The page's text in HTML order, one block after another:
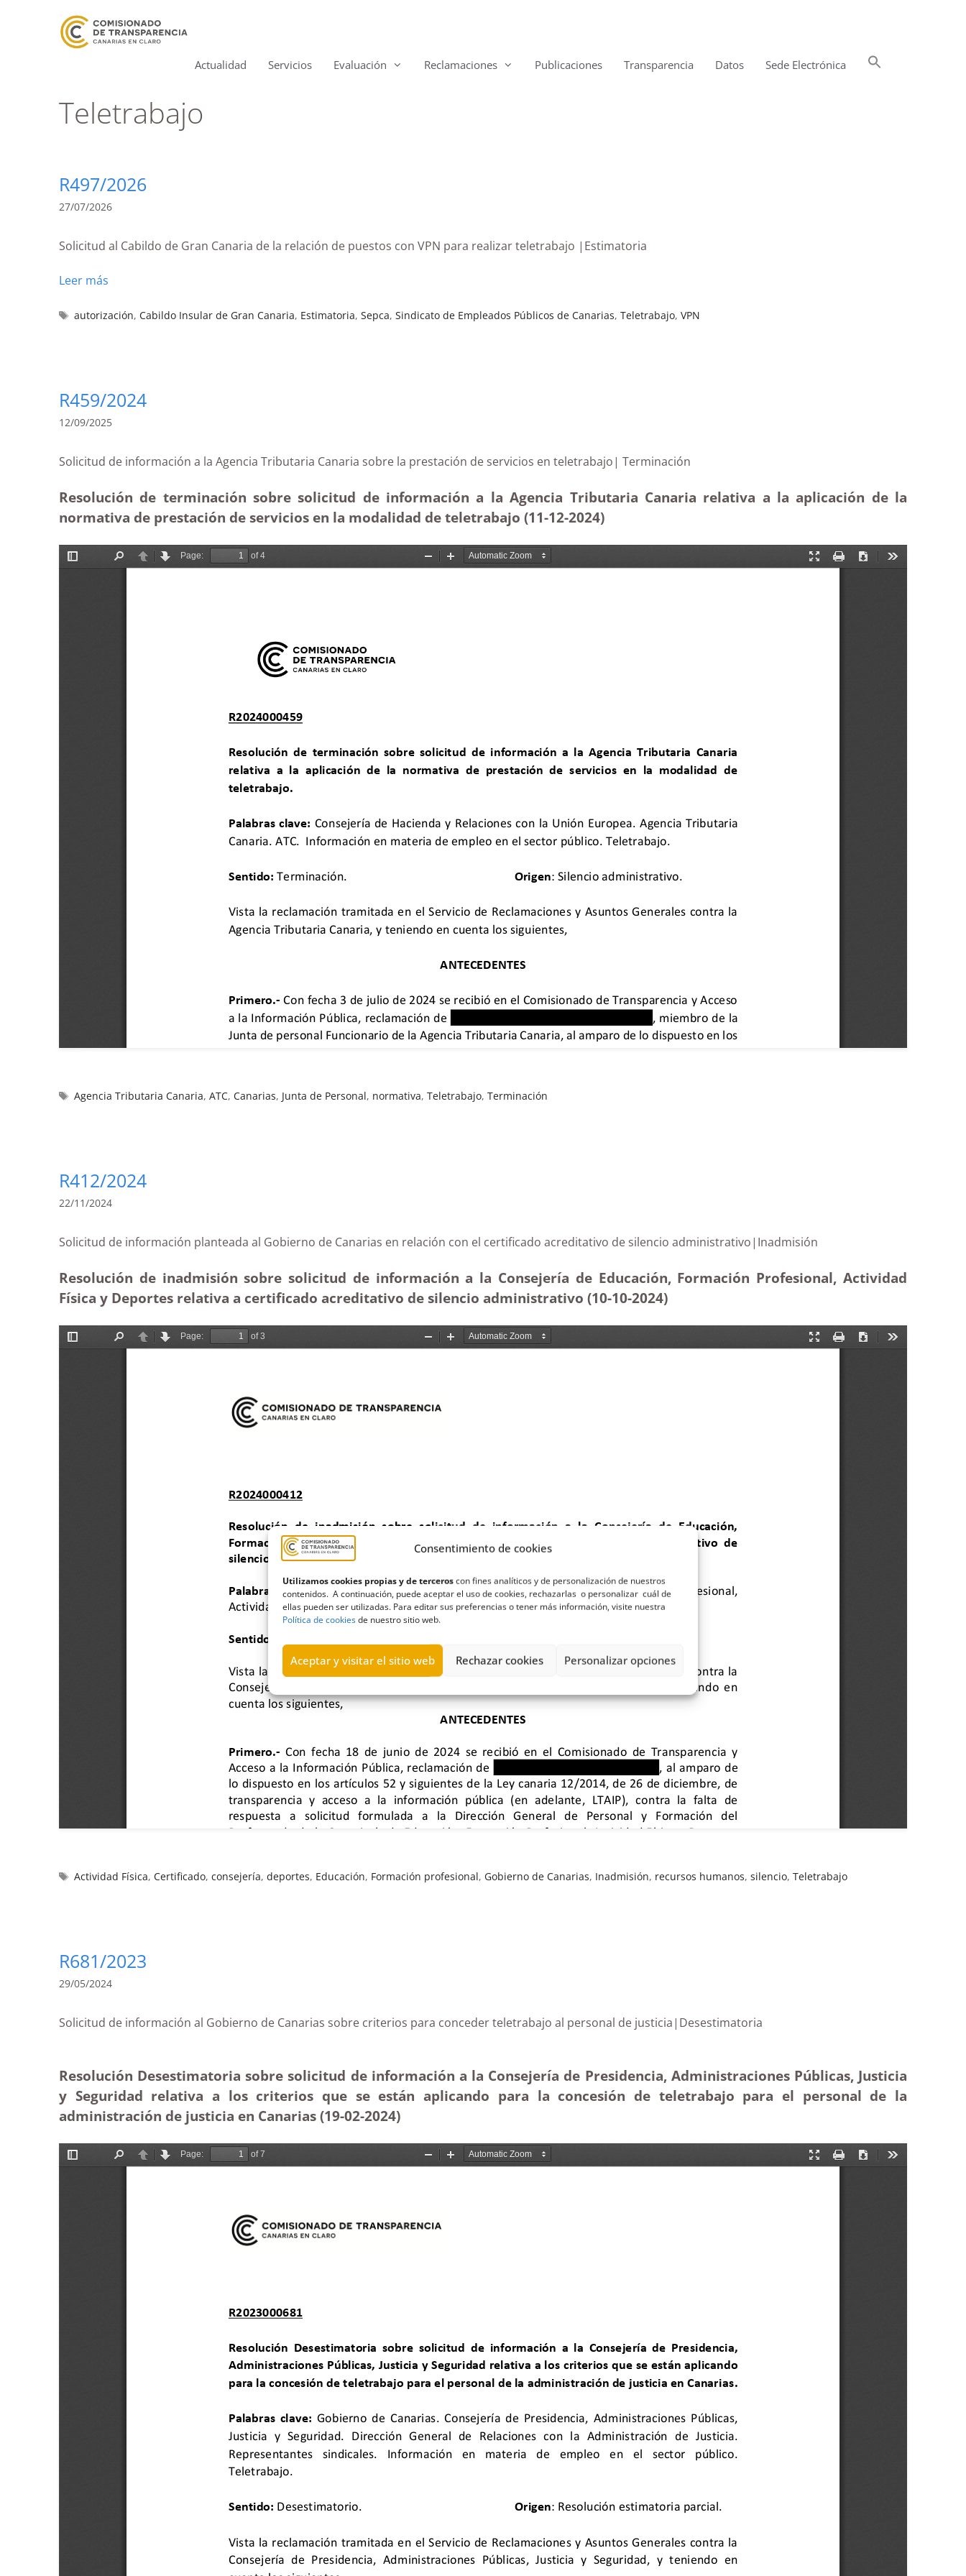
Consentimiento de cookies
Utilizamos cookies propias y de terceroscon fines analíticos y de personalización de nuestros
contenidos. A continuación, puede aceptar el uso de cookies, rechazarlas o personalizar cuál de
ellas pueden ser utilizadas. Para editar sus preferencias o tener más información, visite nuestra
Política de cookiesde nuestro sitio web.
Aceptar y visitar el sitio web Rechazar cookies Personalizar opciones
Actualidad Servicios Evaluación Reclamaciones Publicaciones Transparencia Datos Sede Electrónica
Teletrabajo
R497/2026
27/07/2026
Solicitud al Cabildo de Gran Canaria de la relación de puestos con VPN para realizar teletrabajo |Estimatoria
Leer más
autorización,Cabildo Insular de Gran Canaria, Estimatoria,Sepca,Sindicato de Empleados Públicos de Canarias,Teletrabajo,VPN
R459/2024
12/09/2025
Solicitud de información a la Agencia Tributaria Canaria sobre la prestación de servicios en teletrabajo| Terminación
Resolución de terminación sobre solicitud de información a la Agencia Tributaria Canaria relativa a la aplicación de la
normativa de prestación de servicios en la modalidad de teletrabajo (11-12-2024)
Agencia Tributaria Canaria,ATC,Canarias, Junta de Personal, normativa,Teletrabajo,Terminación
R412/2024
22/11/2024
Solicitud de información planteada al Gobierno de Canarias en relación con el certificado acreditativo de silencio administrativo|Inadmisión
Resolución de inadmisión sobre solicitud de información a la Consejería de Educación, Formación Profesional, Actividad
Física y Deportes relativa a certificado acreditativo de silencio administrativo (10-10-2024)
Actividad Física,Certificado,consejería,deportes, Educación, Formación profesional, Gobierno de Canarias, Inadmisión, recursos humanos,silencio,Teletrabajo
R681/2023
29/05/2024
Solicitud de información al Gobierno de Canarias sobre criterios para conceder teletrabajo al personal de justicia|Desestimatoria
Resolución Desestimatoria sobre solicitud de información a la Consejería de Presidencia, Administraciones Públicas, Justicia
y Seguridad relativa a los criterios que se están aplicando para la concesión de teletrabajo para el personal de la
administración de justicia en Canarias (19-02-2024)